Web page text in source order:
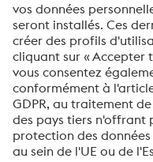
Message *
Je souhaite